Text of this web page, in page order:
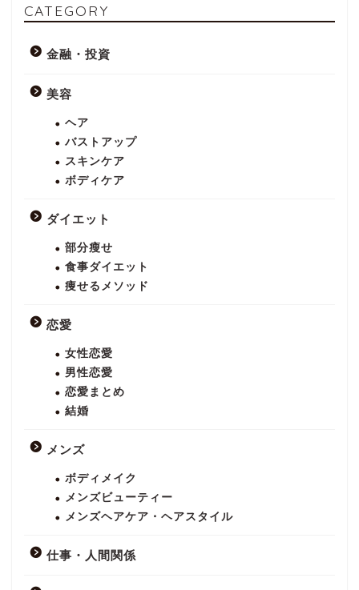
CATEGORY
金融・投資
美容
ヘア
バストアップ
スキンケア
ボディケア
ダイエット
部分瘦せ
食事ダイエット
痩せるメソッド
恋愛
女性恋愛
男性恋愛
恋愛まとめ
結婚
メンズ
ボディメイク
メンズビューティー
メンズヘアケア・ヘアスタイル
仕事・人間関係